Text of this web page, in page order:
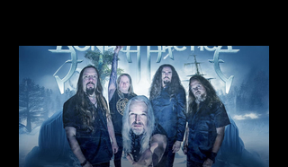
em São Paulo/SP. O show é uma
realização da Powerline Music & Books e
Heart Merch. Adquira seu ingresso na
Fastix: fastix.com.br/events/man-with-a-
mission-em-sao-paulo Formado em
Tóquio e conhecido mundialmente por